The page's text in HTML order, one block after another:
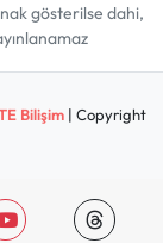
gösterilse dahi,
Bilişim| Copyright